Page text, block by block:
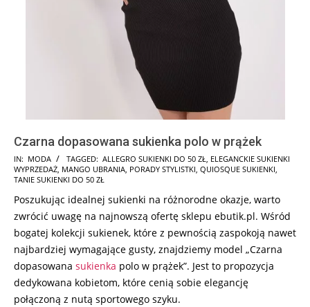
Czarna dopasowana sukienka polo w prążek
2024-
09-
IN: MODA TAGGED: ALLEGRO SUKIENKI DO 50 ZŁ, ELEGANCKIE SUKIENKI
WYPRZEDAŻ, MANGO UBRANIA, PORADY STYLISTKI, QUIOSQUE SUKIENKI,
TANIE SUKIENKI DO 50 ZŁ
Poszukując idealnej sukienki na różnorodne okazje, warto
zwrócić uwagę na najnowszą ofertę sklepu ebutik.pl. Wśród
bogatej kolekcji sukienek, które z pewnością zaspokoją nawet
najbardziej wymagające gusty, znajdziemy model „Czarna
dopasowana sukienka polo w prążek”. Jest to propozycja
dedykowana kobietom, które cenią sobie elegancję
połączoną z nutą sportowego szyku.